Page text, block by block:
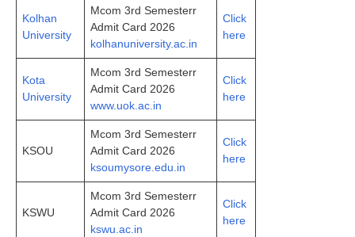
Kolhan
University
Mcom 3rd Semesterr
Admit Card 2026
kolhanuniversity.ac.in
Click
here
Kota
University
Mcom 3rd Semesterr
Admit Card 2026
www.uok.ac.in
Click
here
KSOU
Mcom 3rd Semesterr
Admit Card 2026
ksoumysore.edu.in
Click
here
KSWU
Mcom 3rd Semesterr
Admit Card 2026
kswu.ac.in
Click
here